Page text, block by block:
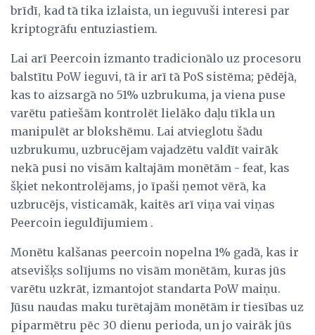
brīdī, kad tā tika izlaista, un ieguvuši interesi par
kriptogrāfu entuziastiem.
Lai arī Peercoin izmanto tradicionālo uz procesoru
balstītu PoW ieguvi, tā ir arī tā PoS sistēma; pēdējā,
kas to aizsargā no 51% uzbrukuma, ja viena puse
varētu patiešām kontrolēt lielāko daļu tīkla un
manipulēt ar blokshēmu. Lai atvieglotu šādu
uzbrukumu, uzbrucējam vajadzētu valdīt vairāk
nekā pusi no visām kaltajām monētām - feat, kas
šķiet nekontrolējams, jo īpaši ņemot vērā, ka
uzbrucējs, visticamāk, kaitēs arī viņa vai viņas
Peercoin ieguldījumiem .
Monētu kalšanas peercoin nopelna 1% gadā, kas ir
atsevišķs solījums no visām monētām, kuras jūs
varētu uzkrāt, izmantojot standarta PoW maiņu.
Jūsu naudas maku turētajām monētām ir tiesības uz
piparmētru pēc 30 dienu perioda, un jo vairāk jūs